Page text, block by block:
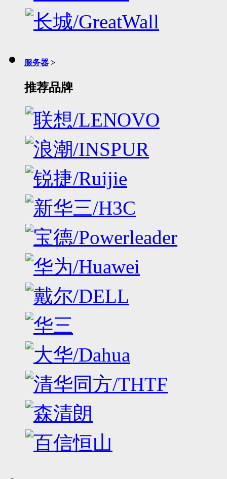
服务器 >
推荐品牌